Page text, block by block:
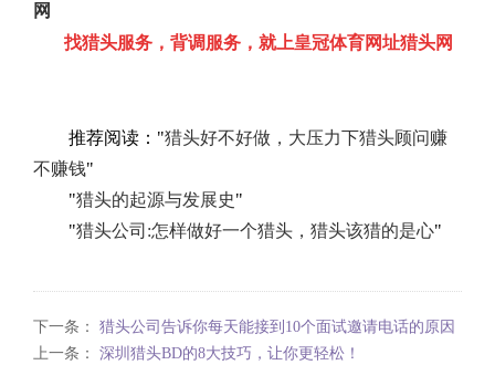
网
找猎头服务 ， 背调服务 ，就上皇冠体育网址猎头网
推荐阅读："猎头好不好做，大压力下猎头顾问赚
不赚钱"
"猎头的起源与发展史"
"猎头公司:怎样做好一个猎头，猎头该猎的是心"
下一条： 猎头公司告诉你每天能接到10个面试邀请电话的原因
上一条： 深圳猎头BD的8大技巧，让你更轻松！